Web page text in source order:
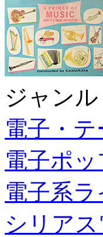
ジャンル
電子・
電子ポッ
電子系ラ
シリア